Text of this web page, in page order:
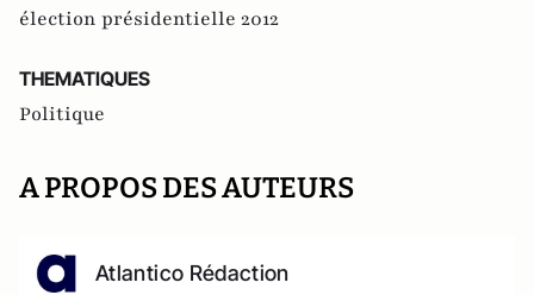
élection présidentielle 2012
THEMATIQUES
Politique
A PROPOS DES AUTEURS
Atlantico Rédaction